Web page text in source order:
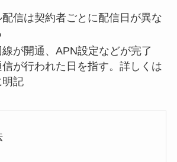
信は契約者ごとに配信日が異な
が開通、APN設定などが完了
信が行われた日を指す。詳しくは
明記